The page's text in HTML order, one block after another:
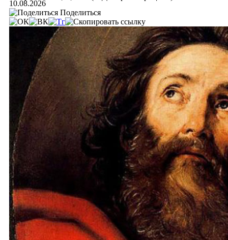
10.08.2026
Поделиться